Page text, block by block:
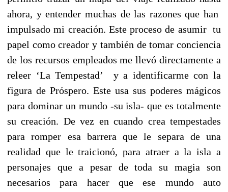
ahora, y entender muchas de las razones que han
impulsado mi creación. Este proceso de asumir tu
papel como creador y también de tomar conciencia
de los recursos empleados me llevó directamente a
releer ‘La Tempestad’ y a identificarme con la
figura de Próspero. Este usa sus poderes mágicos
para dominar un mundo -su isla- que es totalmente
su creación. De vez en cuando crea tempestades
para romper esa barrera que le separa de una
realidad que le traicionó, para atraer a la isla a
personajes que a pesar de toda su magia son
necesarios para hacer que ese mundo auto